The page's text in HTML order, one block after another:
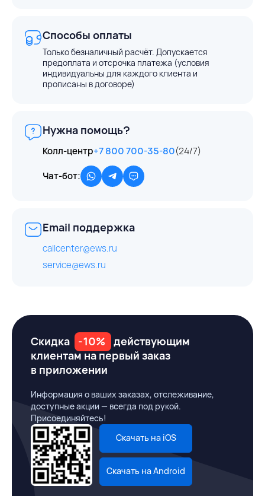
Способы оплаты
Только безналичный расчёт. Допускается
предоплата и отсрочка платежа (условия
индивидуальны для каждого клиента и
прописаны в договоре)
Нужна помощь?
Колл-центр+7 800 700-35-80(24/7)
Чат-бот:
Email поддержка
callcenter@ews.ru
service@ews.ru
Скидка -10%
действующим
клиентам на первый заказ
в приложении
Информация о ваших заказах, отслеживание,
доступные акции — всегда под рукой.
Присоединяйтесь!
Скачать на iOS
Скачать на Android